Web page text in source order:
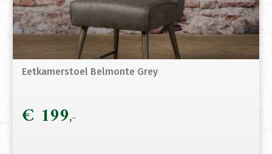
Eetkamerstoel Belmonte Grey
€ 199